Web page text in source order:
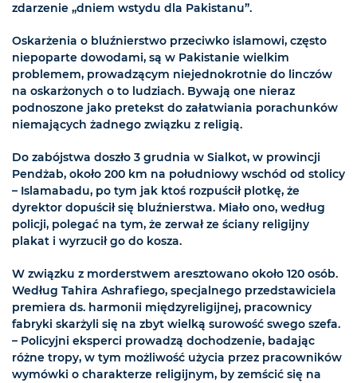
zdarzenie „dniem wstydu dla Pakistanu”.
Oskarżenia o bluźnierstwo przeciwko islamowi, często
niepoparte dowodami, są w Pakistanie wielkim
problemem, prowadzącym niejednokrotnie do linczów
na oskarżonych o to ludziach. Bywają one nieraz
podnoszone jako pretekst do załatwiania porachunków
niemających żadnego związku z religią.
Do zabójstwa doszło 3 grudnia w Sialkot, w prowincji
Pendżab, około 200 km na południowy wschód od stolicy
– Islamabadu, po tym jak ktoś rozpuścił plotkę, że
dyrektor dopuścił się bluźnierstwa. Miało ono, według
policji, polegać na tym, że zerwał ze ściany religijny
plakat i wyrzucił go do kosza.
W związku z morderstwem aresztowano około 120 osób.
Według Tahira Ashrafiego, specjalnego przedstawiciela
premiera ds. harmonii międzyreligijnej, pracownicy
fabryki skarżyli się na zbyt wielką surowość swego szefa.
– Policyjni eksperci prowadzą dochodzenie, badając
różne tropy, w tym możliwość użycia przez pracowników
wymówki o charakterze religijnym, by zemścić się na